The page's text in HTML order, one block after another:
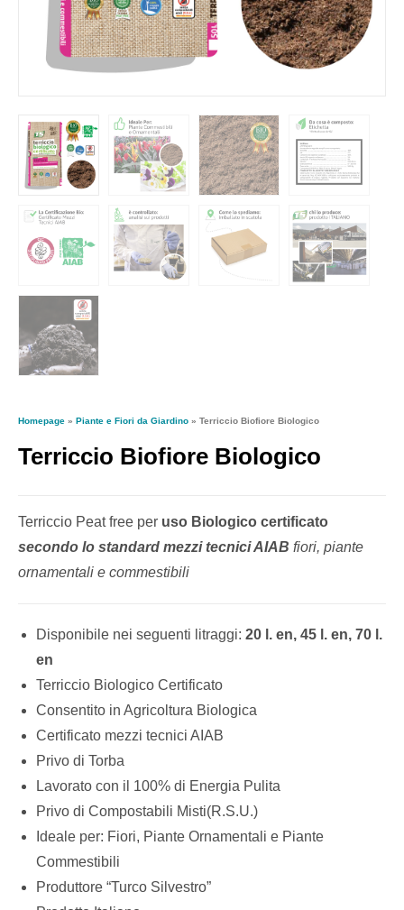
Homepage » Piante e Fiori da Giardino » Terriccio Biofiore Biologico
Terriccio Biofiore Biologico
Terriccio Peat free per uso Biologico certificato
secondo lo standard mezzi tecnici AIAB fiori, piante
ornamentali e commestibili
Disponibile nei seguenti litraggi: 20 l. en, 45 l. en, 70 l.
en
Terriccio Biologico Certificato
Consentito in Agricoltura Biologica
Certificato mezzi tecnici AIAB
Privo di Torba
Lavorato con il 100% di Energia Pulita
Privo di Compostabili Misti(R.S.U.)
Ideale per: Fiori, Piante Ornamentali e Piante
Commestibili
Produttore “Turco Silvestro”